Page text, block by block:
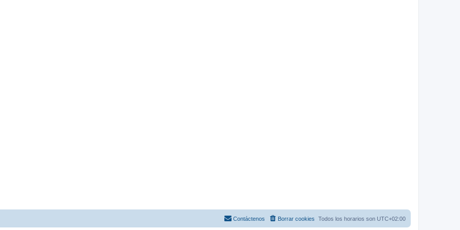
Todos los horarios son UTC+02:00
Borrar cookies
Contáctenos